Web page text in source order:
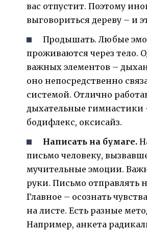
вас отпустит. Поэтому
выговориться дереву – и
Продышать. Любые
проживаются через тело.
важных элементов –
оно непосредственно
системой. Отлично
дыхательные гимнастики
бодифлекс, оксисайз.
Написать на бумаге.
письмо человеку,
мучительные эмоции.
руки. Письмо отправлять
Главное – осознать
на листе. Есть разные
Например, анкета